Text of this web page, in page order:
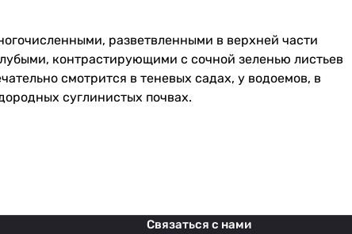
разветвленными в верхней части
контрастирующими с сочной зеленью листьев
смотрится в теневых садах, у водоемов, в
суглинистых почвах.
Связаться с нами